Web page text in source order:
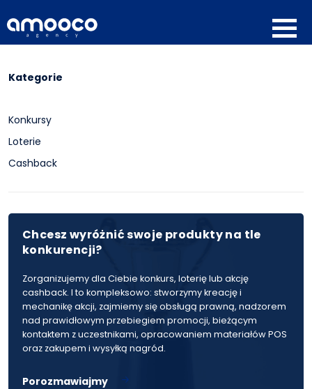
Kategorie
Konkursy
Loterie
Cashback
Chcesz wyróżnić swoje produkty na tle
konkurencji?
Zorganizujemy dla Ciebie konkurs, loterię lub akcję
cashback. I to kompleksowo: stworzymy kreację i
mechanikę akcji, zajmiemy się obsługą prawną, nadzorem
nad prawidłowym przebiegiem promocji, bieżącym
kontaktem z uczestnikami, opracowaniem materiałów POS
oraz zakupem i wysyłką nagród.
Porozmawiajmy